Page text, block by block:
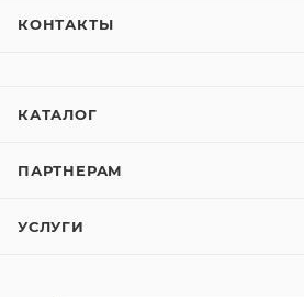
КОНТАКТЫ
КАТАЛОГ
ПАРТНЕРАМ
УСЛУГИ